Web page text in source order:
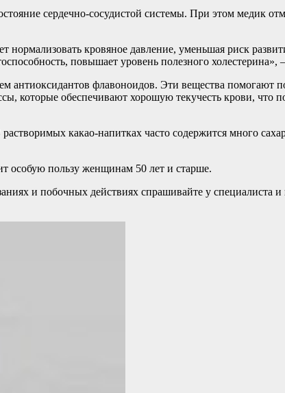
сердечно-сосудистой системы. При этом медик
кровяное давление, уменьшая риск
повышает уровень полезного
антиоксидантов флавоноидов. Эти вещества помогают
которые обеспечивают хорошую текучесть крови, что
какао-напитках часто содержится много
особую пользу женщинам 50 лет и старше.
и побочных действиях спрашивайте у специалиста и